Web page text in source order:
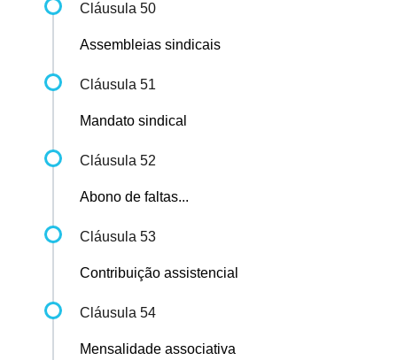
Cláusula 50
Assembleias sindicais
Cláusula 51
Mandato sindical
Cláusula 52
Abono de faltas...
Cláusula 53
Contribuição assistencial
Cláusula 54
Mensalidade associativa